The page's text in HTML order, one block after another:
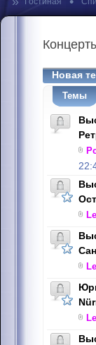
Новая
Темы